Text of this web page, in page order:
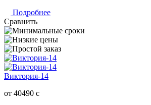
Подробнее
Сравнить
Виктория-14
от 40490 c